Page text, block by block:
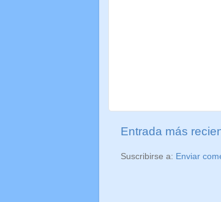
Entrada más
Suscribirse a: Enviar